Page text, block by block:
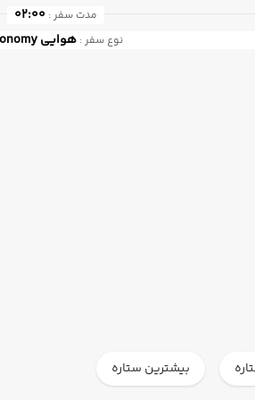
مدت سفر :02:00
نوع سفر : هوایی
بیشترین ستاره